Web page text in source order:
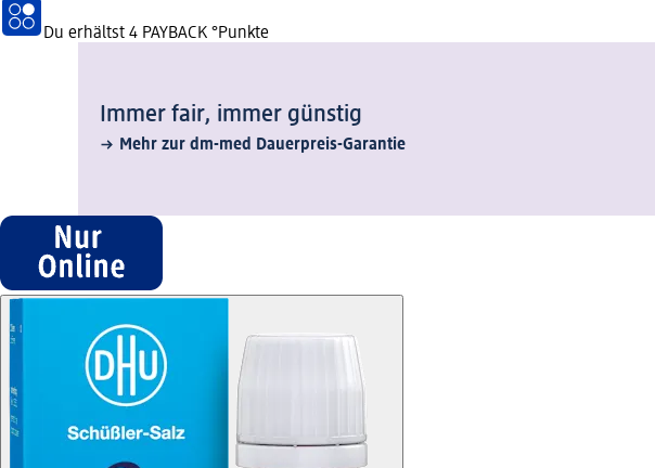
Du erhältst 4 PAYBACK °Punkte
Immer fair,­ immer günstig
Mehr zur dm-med Dauerpreis-Garantie